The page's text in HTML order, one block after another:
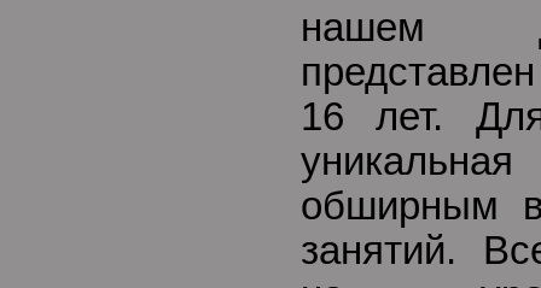
нашем
16 лет.
обширным
занятий.